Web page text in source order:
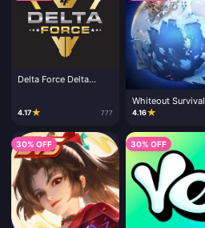
Delta Force Delta
4.17★ 777
Whiteout Survival
Frost Stars
4.16★
30% OFF 30% OFF